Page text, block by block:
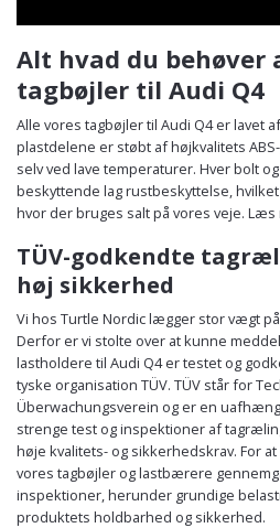
Alt hvad du behøver
tagbøjler til Audi Q4
Alle vores tagbøjler til Audi Q4 er lavet
plastdelene er støbt af højkvalitets
selv ved lave temperaturer. Hver bolt
beskyttende lag rustbeskyttelse,
hvor der bruges salt på vores veje.
TÜV-godkendte
høj sikkerhed
Vi hos Turtle Nordic lægger stor vægt
Derfor er vi stolte over at kunne
lastholdere til Audi Q4 er testet og
tyske organisation TÜV. TÜV står for
Überwachungsverein og er en
strenge test og inspektioner af
høje kvalitets- og sikkerhedskrav. For
vores tagbøjler og lastbærere
inspektioner, herunder grundige
produktets holdbarhed og sikkerhed.